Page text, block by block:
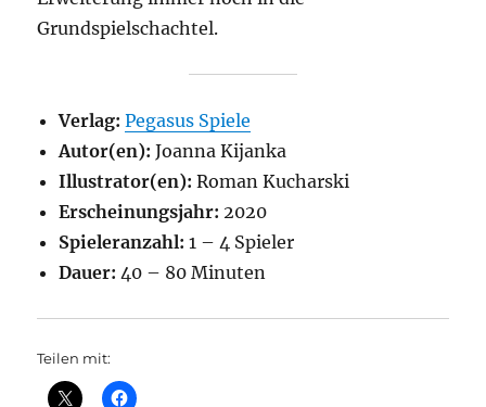
Grundspielschachtel.
Verlag:Pegasus Spiele
Autor(en): Joanna Kijanka
Illustrator(en): Roman Kucharski
Erscheinungsjahr: 2020
Spieleranzahl: 1 – 4 Spieler
Dauer: 40 – 80 Minuten
Teilen mit: